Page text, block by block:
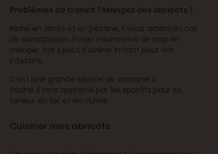
Problèmes de transit ? Mangez des abricots !
Riche en fibres et en pectine, il vous aidera en cas
de constipation. Evitez néanmoins de trop en
manger, car il peut s'avérer irritant pour vos
intestins.
C'est une grande source de vitamine A.
Séché, il sera apprécié par les sportifs pour sa
teneur en fer et en cuivre.
Cuisiner mes abricots